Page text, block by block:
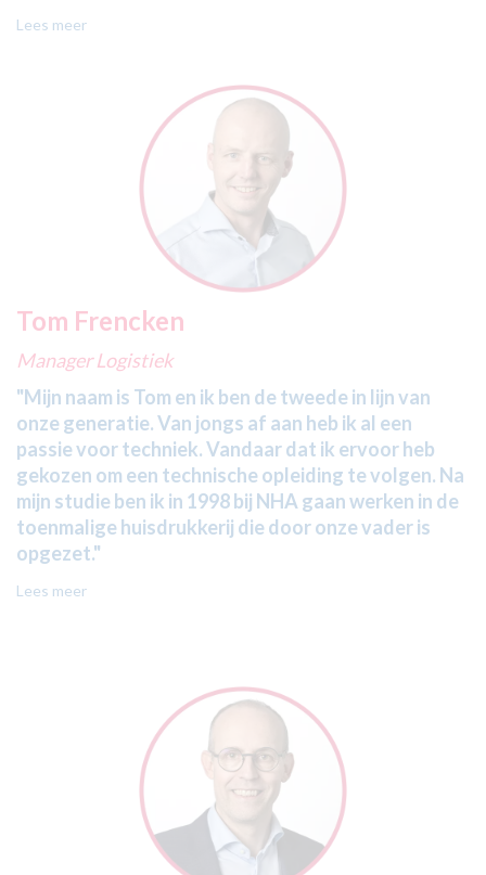
Lees meer
Tom Frencken
Manager Logistiek
"Mijn naam is Tom en ik ben de tweede in lijn van
onze generatie. Van jongs af aan heb ik al een
passie voor techniek. Vandaar dat ik ervoor heb
gekozen om een technische opleiding te volgen. Na
mijn studie ben ik in 1998 bij NHA gaan werken in de
toenmalige huisdrukkerij die door onze vader is
opgezet."
Lees meer